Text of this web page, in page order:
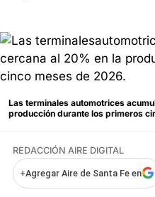
Las terminales automotrices
producción durante los primeros
REDACCIÓN AIRE DIGITAL
+Agregar Aire de Santa Fe en